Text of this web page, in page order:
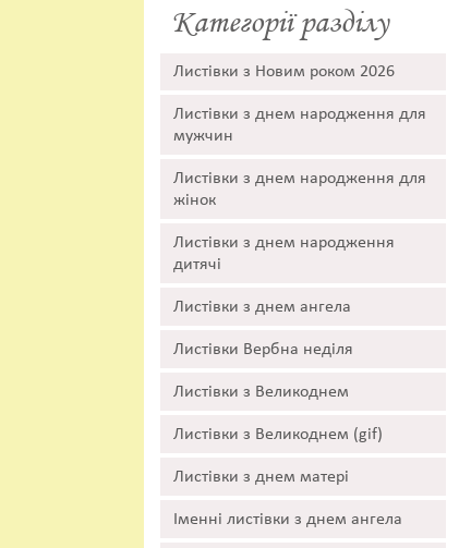
Категорії разділу
Листівки з Новим роком 2026
Листівки з днем народження для
мужчин
Листівки з днем народження для
жінок
Листівки з днем народження
дитячі
Листівки з днем ангела
Листівки Вербна неділя
Листівки з Великоднем
Листівки з Великоднем (gif)
Листівки з днем матері
Іменні листівки з днем ангела